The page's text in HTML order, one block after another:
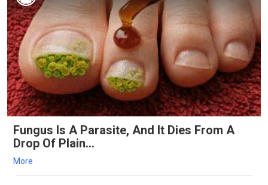
Fungus Is A Parasite, And It Dies From A
Drop Of Plain...
More